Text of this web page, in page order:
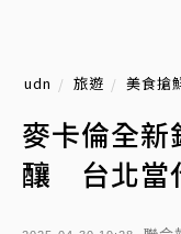
udn 旅遊 美食搶
麥卡倫全
釀 台北當